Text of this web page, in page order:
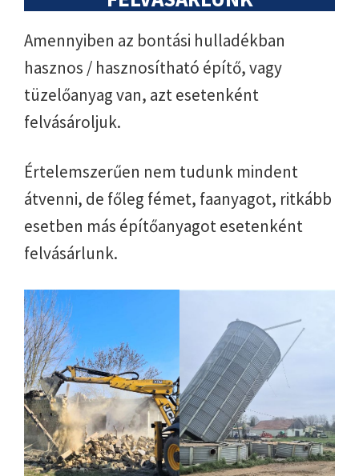
Amennyiben az bontási hulladékban
hasznos / hasznosítható építő, vagy
tüzelőanyag van, azt esetenként
felvásároljuk.
Értelemszerűen nem tudunk mindent
átvenni, de főleg fémet, faanyagot, ritkább
esetben más építőanyagot esetenként
felvásárlunk.